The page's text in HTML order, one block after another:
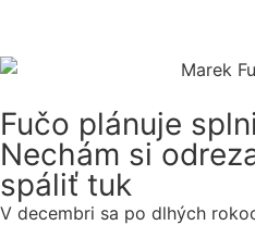
Fučo plánuje
Nechám si
spáliť tuk
V decembri sa po dlhých